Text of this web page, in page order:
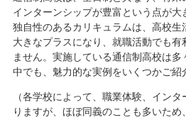
インターンシップが豊富という点が大
独自性のあるカリキュラムは、高校生
大きなプラスになり、就職活動でも有
ません。実施している通信制高校は
中でも、魅力的な実例をいくつかご紹
（各学校によって、職業体験、イン
りますが、ほぼ同義のことも多いた